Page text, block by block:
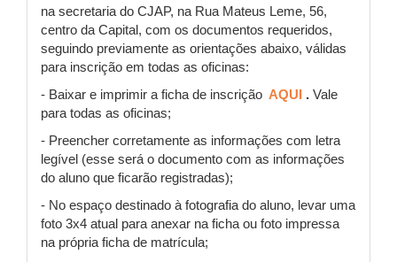
na secretaria do CJAP, na Rua Mateus Leme, 56,
centro da Capital, com os documentos requeridos,
seguindo previamente as orientações abaixo, válidas
para inscrição em todas as oficinas:
- Baixar e imprimir a ficha de inscrição AQUI . Vale
para todas as oficinas;
- Preencher corretamente as informações com letra
legível (esse será o documento com as informações
do aluno que ficarão registradas);
- No espaço destinado à fotografia do aluno, levar uma
foto 3x4 atual para anexar na ficha ou foto impressa
na própria ficha de matrícula;